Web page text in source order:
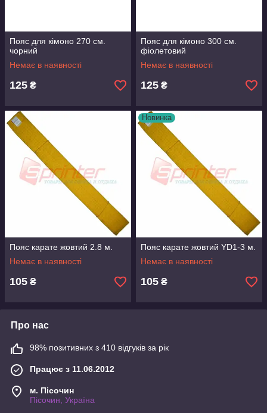
Пояс для кімоно 270 см.
чорний
Немає в наявності
125 ₴
Пояс для кімоно 300 см.
фіолетовий
Немає в наявності
125 ₴
Пояс карате жовтий 2.8 м.
Немає в наявності
105 ₴
Новинка
Пояс карате жовтий YD1-3 м.
Немає в наявності
105 ₴
Про нас
98% позитивних з 410 відгуків за рік
Працює з 11.06.2012
м. Пісочин
Пісочин, Україна